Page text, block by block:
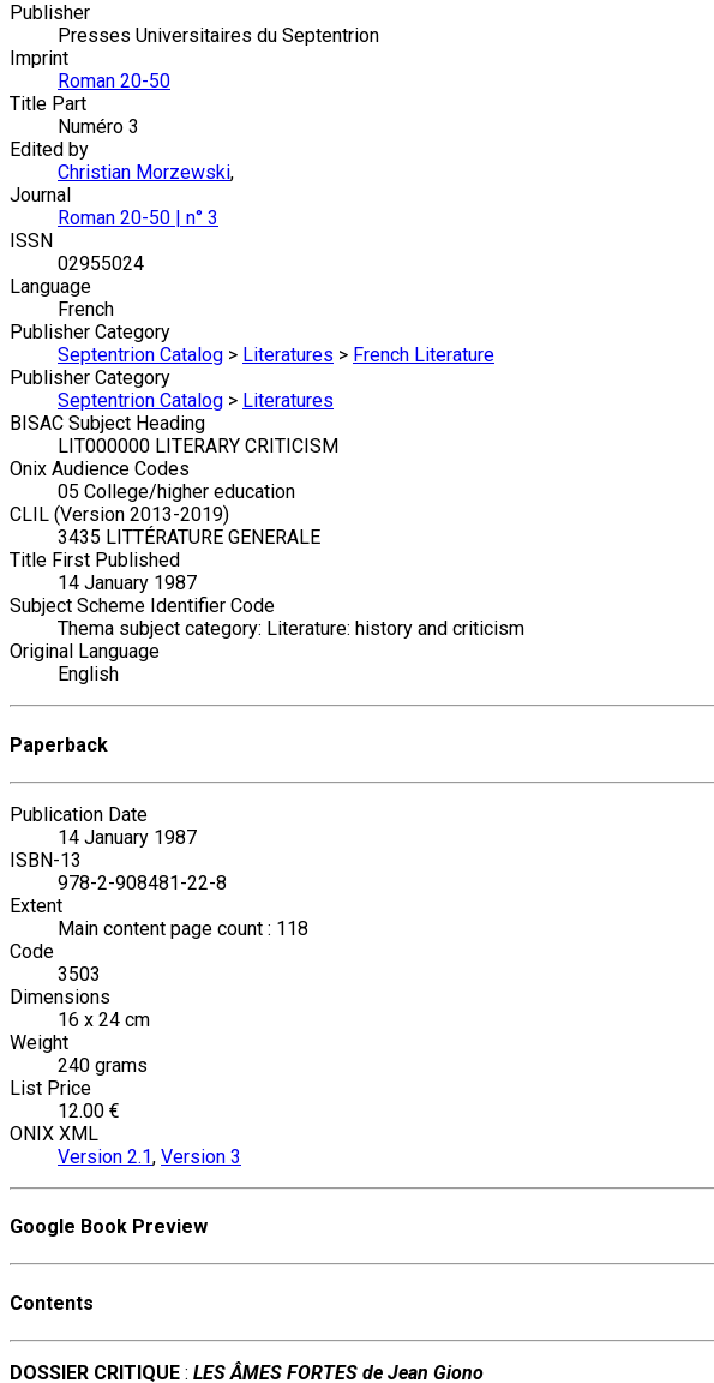
Publisher
Presses Universitaires du Septentrion
Imprint
Roman 20-50
Title Part
Numéro 3
Edited by
Christian Morzewski,
Journal
Roman 20-50 | n° 3
ISSN
02955024
Language
French
Publisher Category
Septentrion Catalog > Literatures > French Literature
Publisher Category
Septentrion Catalog > Literatures
BISAC Subject Heading
LIT000000 LITERARY CRITICISM
Onix Audience Codes
05 College/higher education
CLIL (Version 2013-2019)
3435 LITTÉRATURE GENERALE
Title First Published
14 January 1987
Subject Scheme Identifier Code
Thema subject category: Literature: history and criticism
Original Language
English
Paperback
Publication Date
14 January 1987
ISBN-13
978-2-908481-22-8
Extent
Main content page count : 118
Code
3503
Dimensions
16 x 24 cm
Weight
240 grams
List Price
12.00 €
ONIX XML
Version 2.1, Version 3
Google Book Preview
Contents
DOSSIER CRITIQUE : LES ÂMES FORTES de Jean Giono